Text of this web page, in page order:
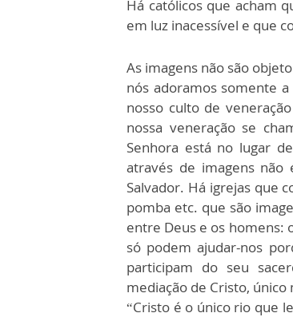
Há católicos que acham
em luz inacessível e que
As imagens não são
nós adoramos somente
nosso culto de
nossa veneração se
Senhora está no lugar
através de imagens não
Salvador. Há igrejas que
pomba etc. que são
entre Deus e os homens:
só podem ajudar-nos
participam do seu
mediação de Cristo,
“Cristo é o único rio que